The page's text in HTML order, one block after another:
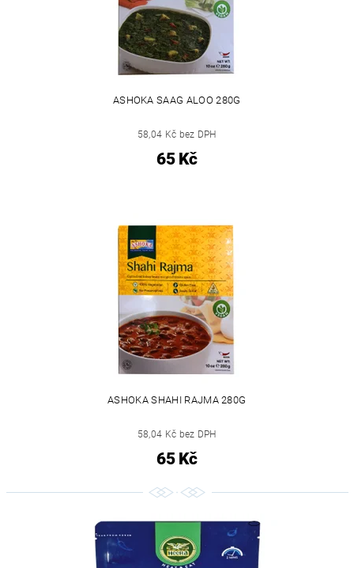
ASHOKA SAAG ALOO 280G
58,04 Kč bez DPH
65 Kč
ASHOKA SHAHI RAJMA 280G
58,04 Kč bez DPH
65 Kč